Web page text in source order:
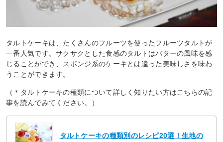
タルトケーキは、たくさんのフルーツを使ったフルーツタルトが
一番人気です。サクサクとした食感のタルトはバターの風味を感
じることができ、スポンジ系のケーキとは違った美味しさを味わ
うことができます。
（＊タルトケーキの種類について詳しく知りたい方はこちらの記
事を読んでみてください。）
タルトケーキの種類別のレシピ20選！生地の